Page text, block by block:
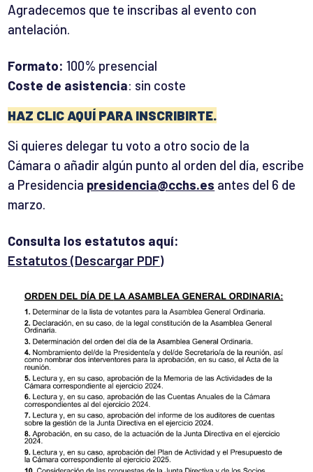
Agradecemos que te inscribas al evento con
antelación.
Formato: 100% presencial
Coste de asistencia: sin coste
HAZ CLIC AQUÍ PARA INSCRIBIRTE.
Si quieres delegar tu voto a otro socio de la
Cámara o añadir algún punto al orden del día, escribe
a Presidencia presidencia@cchs.es antes del 6 de
marzo.
Consulta los estatutos aquí:
Estatutos (Descargar PDF)